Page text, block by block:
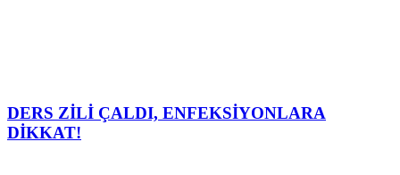
DERS ZİLİ ÇALDI, ENFEKSİYONLARA
DİKKAT!